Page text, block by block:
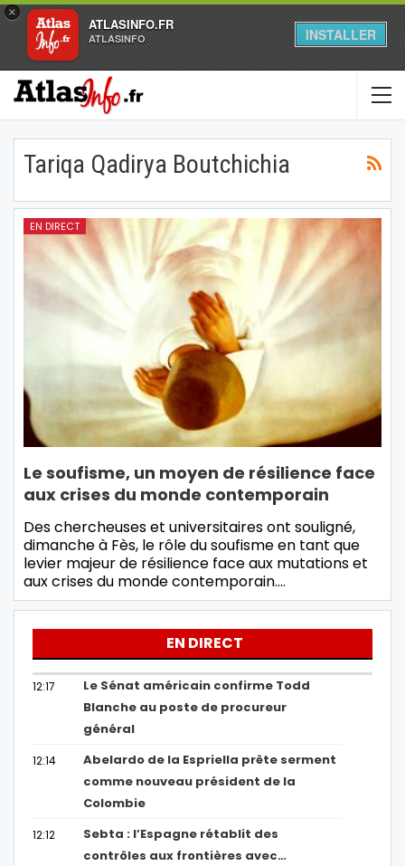
×
ATLASINFO.FR
ATLASINFO INSTALLER
Tariqa Qadirya Boutchichia
EN DIRECT
Le soufisme, un moyen de résilience face
aux crises du monde contemporain
Des chercheuses et universitaires ont souligné,
dimanche à Fès, le rôle du soufisme en tant que
levier majeur de résilience face aux mutations et
aux crises du monde contemporain.…
EN DIRECT
12:17
Le Sénat américain confirme Todd
Blanche au poste de procureur
général
12:14
Abelardo de la Espriella prête serment
comme nouveau président de la
Colombie
12:12
Sebta : l’Espagne rétablit des
contrôles aux frontières avec…